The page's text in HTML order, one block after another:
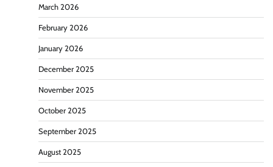
March 2026
February 2026
January 2026
December 2025
November 2025
October 2025
September 2025
August 2025